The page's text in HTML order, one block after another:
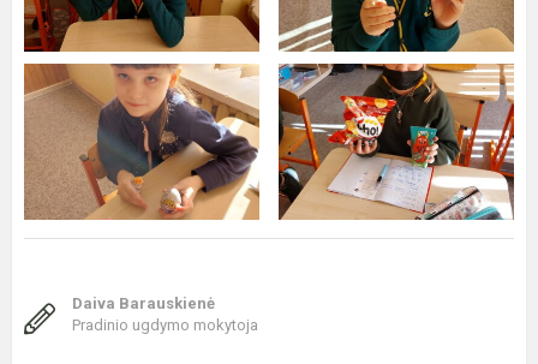
Daiva Barauskienė
Pradinio ugdymo mokytoja